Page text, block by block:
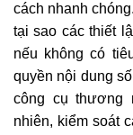
cách nhanh
tại sao các thiết
nếu không có
quyền nội dung
công cụ thương
nhiên, kiểm soát